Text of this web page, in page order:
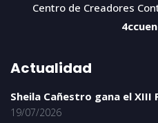
Centro de Creadores
Actualidad
Sheila Cañestro gana el XIII
19/07/2026